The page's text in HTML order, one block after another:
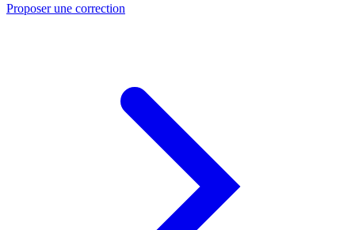
Proposer une correction